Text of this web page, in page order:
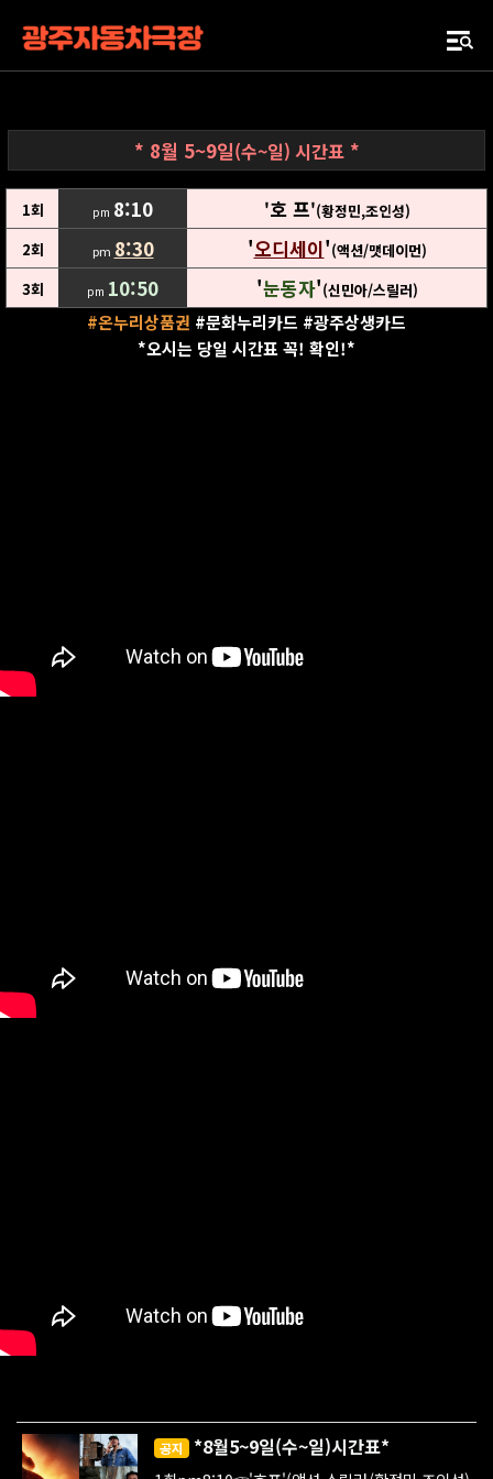
* 8월 5~9일(수~일) 시간표*
1회 pm 8:10 '호 프'(황정민,조인성)
2회
pm 8:30 '오디세이'(액션/맷데이먼)
3회
pm 10:50 '눈동자'(신민아/스릴러)
#온누리상품권 #문화누리카드 #광주상생카드
*오시는 당일 시간표 꼭! 확인!*
공지 *8월5~9일(수~일)시간표*